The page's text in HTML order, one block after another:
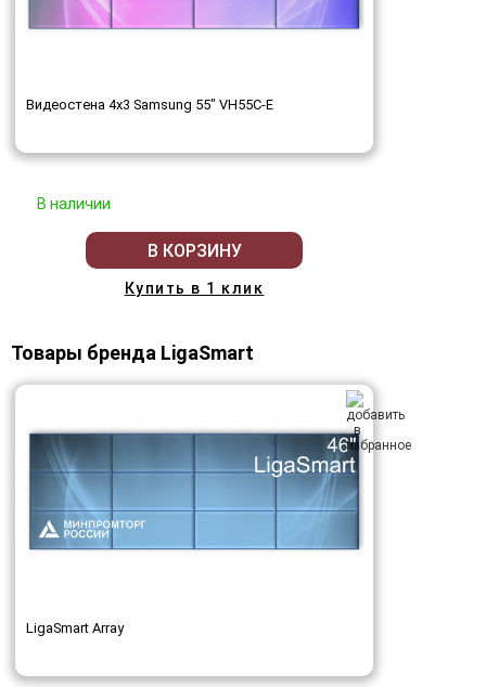
Видеостена 4x3 Samsung 55" VH55C-E
В наличии
В КОРЗИНУ
Купить в 1 клик
Товары бренда LigaSmart
LigaSmart Array